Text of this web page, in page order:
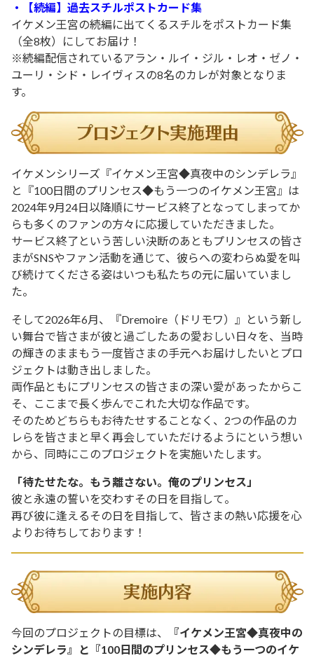
・【続編】過去スチルポストカード集
イケメン王宮の続編に出てくるスチルをポストカード集
（全8枚）にしてお届け！
※続編配信されているアラン・ルイ・ジル・レオ・ゼノ・
ユーリ・シド・レイヴィスの8名のカレが対象となりま
す。
イケメンシリーズ『イケメン王宮◆真夜中のシンデレラ』
と『100日間のプリンセス◆もう一つのイケメン王宮』は
2024年9月24日以降順にサービス終了となってしまってか
らも多くのファンの方々に応援していただきました。
サービス終了という苦しい決断のあともプリンセスの皆さ
まがSNSやファン活動を通じて、彼らへの変わらぬ愛を叫
び続けてくださる姿はいつも私たちの元に届いていまし
た。
そして2026年6月、『Dremoire（ドリモワ）』という新し
い舞台で皆さまが彼と過ごしたあの愛おしい日々を、当時
の輝きのままもう一度皆さまの手元へお届けしたいとプロ
ジェクトは動き出しました。
両作品ともにプリンセスの皆さまの深い愛があったからこ
そ、ここまで長く歩んでこれた大切な作品です。
そのためどちらもお待たせすることなく、2つの作品のカ
レらを皆さまと早く再会していただけるようにという想い
から、同時にこのプロジェクトを実施いたします。
「待たせたな。もう離さない。俺のプリンセス」
彼と永遠の誓いを交わすその日を目指して。
再び彼に逢えるその日を目指して、皆さまの熱い応援を心
よりお待ちしております！
今回のプロジェクトの目標は、
『イケメン王宮◆真夜中の
シンデレラ』と『100日間のプリンセス◆もう一つのイケ